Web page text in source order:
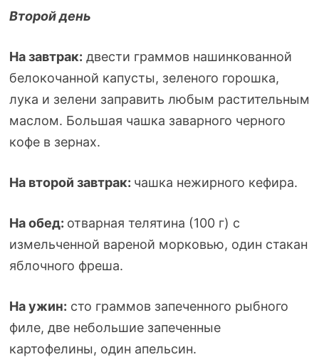
Второй день
На завтрак: двести граммов нашинкованной
белокочанной капусты, зеленого горошка,
лука и зелени заправить любым растительным
маслом. Большая чашка заварного черного
кофе в зернах.
На второй завтрак: чашка нежирного кефира.
На обед: отварная телятина (100 г) с
измельченной вареной морковью, один стакан
яблочного фреша.
На ужин: сто граммов запеченного рыбного
филе, две небольшие запеченные
картофелины, один апельсин.